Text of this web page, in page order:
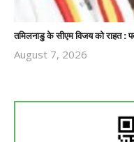
तमिलनाडु के सीएम विजय को राहत :
August 7, 2026